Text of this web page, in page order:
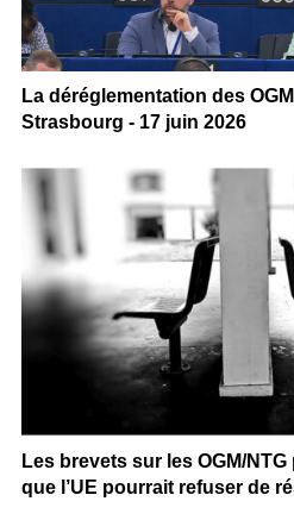
La déréglementation des
Strasbourg - 17 juin 2026
Les brevets sur les OGM/
que l’UE pourrait refuser de